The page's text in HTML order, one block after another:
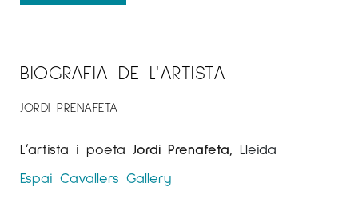
BIOGRAFIA DE L'ARTISTA
JORDI PRENAFETA
L’artista i poeta Jordi Prenafeta, Lleida
Espai Cavallers Gallery